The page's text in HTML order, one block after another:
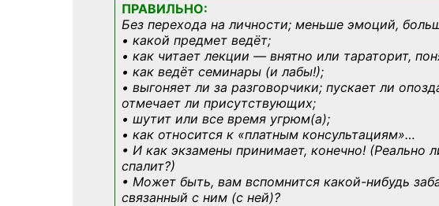
ПРАВИЛЬНО:
Без перехода на личности; меньше эмоций,
• какой предмет ведёт;
• как читает лекции — внятно или тараторит,
• как ведёт семинары (и лабы!);
• выгоняет ли за разговорчики; пускает ли
отмечает ли присутствующих;
• шутит или все время угрюм(а);
• как относится к «платным консультациям»…
• И как экзамены принимает, конечно! (Реально
спалит?)
• Может быть, вам вспомнится какой-нибудь
связанный с ним (с ней)?